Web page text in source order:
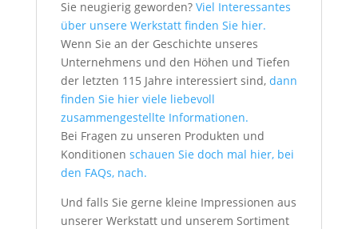
Sie neugierig geworden?Viel Interessantes
über unsere Werkstatt finden Sie hier.
Wenn Sie an der Geschichte unseres
Unternehmens und den Höhen und Tiefen
der letzten 115 Jahre interessiert sind, dann
finden Sie hier viele liebevoll
zusammengestellte Informationen.
Bei Fragen zu unseren Produkten und
Konditionen schauen Sie doch mal hier, bei
den FAQs, nach.
Und falls Sie gerne kleine Impressionen aus
unserer Werkstatt und unserem Sortiment